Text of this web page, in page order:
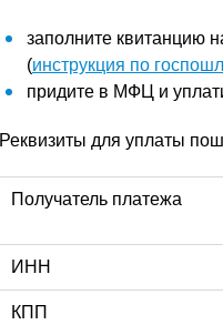
заполните квитанцию
(инструкция по
придите в МФЦ и
Реквизиты для уплаты
Получатель платежа
ИНН
КПП